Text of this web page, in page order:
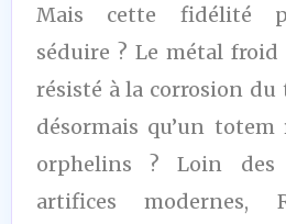
Mais cette fidélité
séduire ? Le métal
résisté à la corrosion du
désormais qu’un
orphelins ? Loin
artifices modernes,